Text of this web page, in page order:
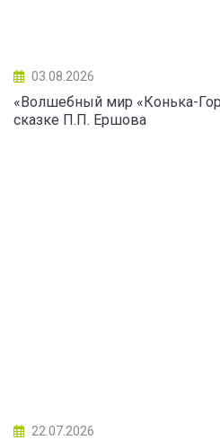
03.08.2026
«Волшебный мир «Конька-
сказке П.П. Ершова
22.07.2026